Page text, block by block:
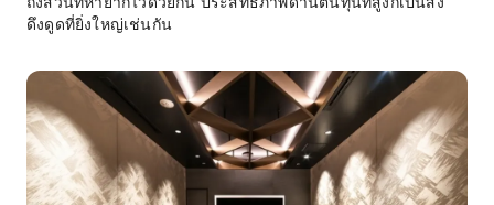
ดึงดูดที่ยิ่งใหญ่เช่นกัน